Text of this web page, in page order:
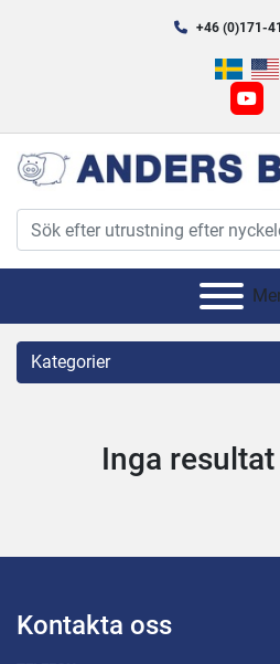
+46 (0)171-
Kategorier
Inga
Kontakta oss